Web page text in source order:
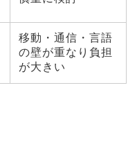
移動・通信・言語
の壁が重なり負担
が大きい